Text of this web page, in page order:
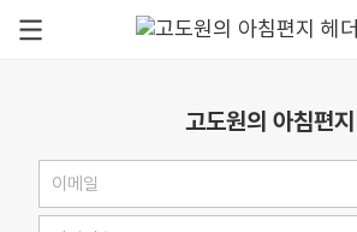
고도원의 아침편지